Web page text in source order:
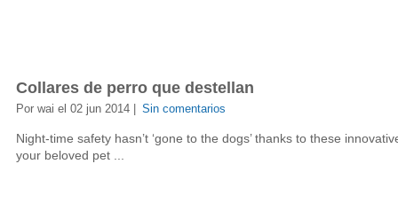
Collares de perro que destellan
Por wai el 02 jun 2014 | Sin comentarios
Night-time safety hasn’t ‘gone to the dogs’ thanks to these
your beloved pet ...